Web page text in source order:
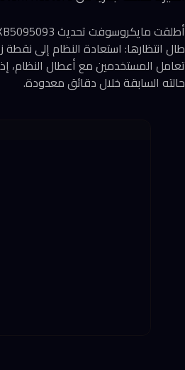
تعامل المستخدمين مع أعطال النظام،
حالته السابقة خلال دقائق معدودة.